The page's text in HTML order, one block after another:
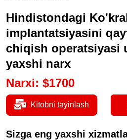
Hindistondagi
implantatsiyasini
chiqish operatsiyasi
yaxshi narx
Narxi: $1700
Kitobni tayinlash
Sizga eng yaxshi